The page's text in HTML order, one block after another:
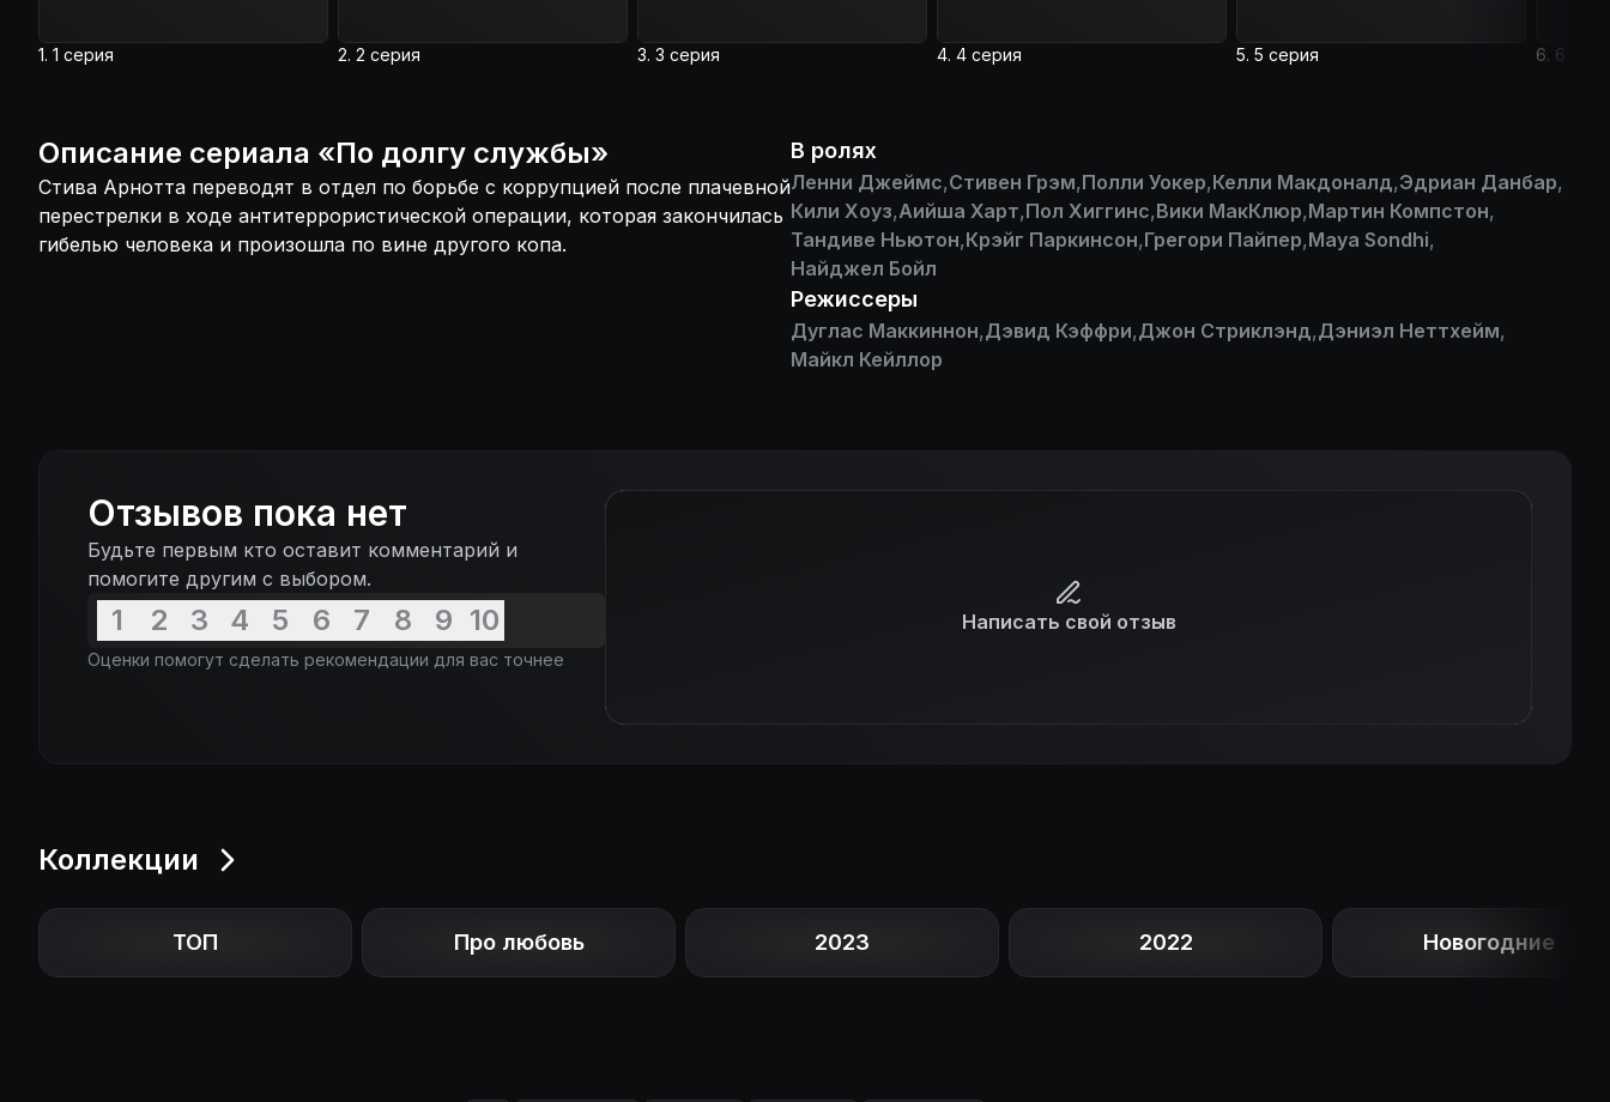
1. 1 серия 2. 2 серия 3. 3 серия 4. 4 серия 5. 5 серия 6. 6
Описание сериала «По долгу службы»
Стива Арнотта переводят в отдел по борьбе с коррупцией после плачевной
перестрелки в ходе антитеррористической операции, которая закончилась
гибелью человека и произошла по вине другого копа.
В ролях
Ленни Джеймс,Стивен Грэм,Полли Уокер,Келли Макдоналд,Эдриан Данбар,
Кили Хоуз,Аийша Харт,Пол Хиггинс,Вики МакКлюр,Мартин Компстон,
Тандиве Ньютон,Крэйг Паркинсон,Грегори Пайпер,Maya Sondhi,
Найджел Бойл
Режиссеры
Дуглас Маккиннон,Дэвид Кэффри,Джон Стриклэнд,Дэниэл Неттхейм,
Майкл Кейллор
Отзывов пока нет
Будьте первым кто оставит комментарий и
помогите другим с выбором.
1 2 3 4 5 6 7 8 9 10
Оценки помогут сделать рекомендации для вас точнее
Написать свой отзыв
Коллекции
ТОП Про любовь 2023 2022 Новогодние